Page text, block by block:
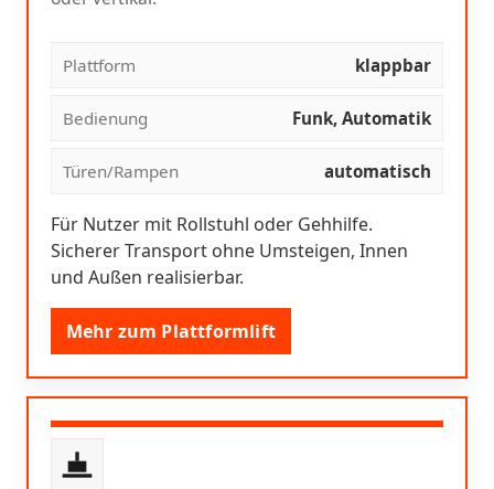
Plattform klappbar
Bedienung Funk, Automatik
Türen/Rampen automatisch
Für Nutzer mit Rollstuhl oder Gehhilfe.
Sicherer Transport ohne Umsteigen, Innen
und Außen realisierbar.
Mehr zum Plattformlift